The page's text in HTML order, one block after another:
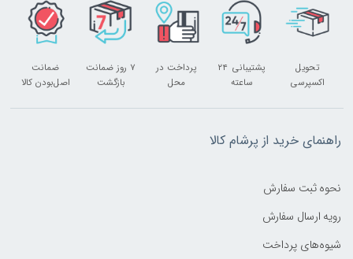
تحویل
اکسپرسی
پشتیبانی ۲۴
ساعته
پرداخت در
محل
۷ روز ضمانت
بازگشت
ضمانت
اصل‌بودن کالا
راهنمای خرید از پرشام کالا
نحوه ثبت سفارش
رویه ارسال سفارش
شیوه‌های پرداخت